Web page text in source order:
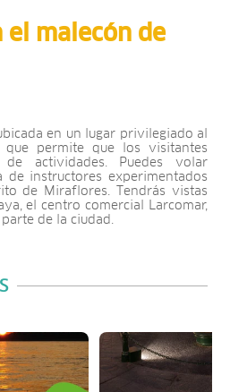
el malecón de
en un lugar privilegiado al
permite que los visitantes
actividades. Puedes volar
de instructores experimentados
de Miraflores. Tendrás vistas
el centro comercial Larcomar,
de la ciudad.